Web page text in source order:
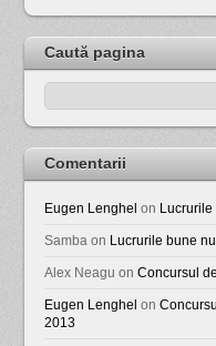
Caută pagina
Comentarii
Eugen Lenghel on
Samba on Lucrurile bune
Alex Neagu onConcursul
Eugen Lenghel on
2013